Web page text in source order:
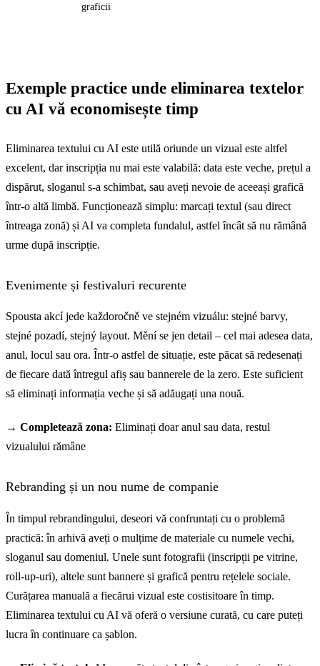
graficii
Exemple practice unde eliminarea textelor
cu AI vă economisește timp
Eliminarea textului cu AI este utilă oriunde un vizual este altfel
excelent, dar inscripția nu mai este valabilă: data este veche, prețul a
dispărut, sloganul s-a schimbat, sau aveți nevoie de aceeași grafică
într-o altă limbă. Funcționează simplu: marcați textul (sau direct
întreaga zonă) și AI va completa fundalul, astfel încât să nu rămână
urme după inscripție.
Evenimente și festivaluri recurente
Spousta akcí jede každoročně ve stejném vizuálu: stejné barvy,
stejné pozadí, stejný layout. Mění se jen detail – cel mai adesea data,
anul, locul sau ora. Într-o astfel de situație, este păcat să redesenați
de fiecare dată întregul afiș sau bannerele de la zero. Este suficient
să eliminați informația veche și să adăugați una nouă.
→ Completează zona: Eliminați doar anul sau data, restul
vizualului rămâne
Rebranding și un nou nume de companie
În timpul rebrandingului, deseori vă confruntați cu o problemă
practică: în arhivă aveți o mulțime de materiale cu numele vechi,
sloganul sau domeniul. Unele sunt fotografii (inscripții pe vitrine,
roll-up-uri), altele sunt bannere și grafică pentru rețelele sociale.
Curățarea manuală a fiecărui vizual este costisitoare în timp.
Eliminarea textului cu AI vă oferă o versiune curată, cu care puteți
lucra în continuare ca șablon.